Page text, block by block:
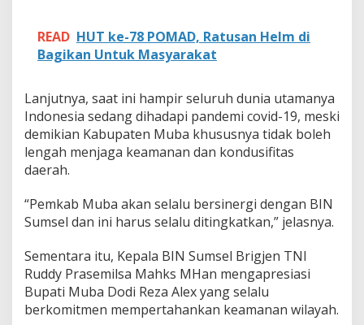
d
i
R
z
S
i
l
r
a
m
i
e
B
READ HUT ke-78 POMAD, Ratusan Helm di
Bagikan Untuk Masyarakat
Lanjutnya, saat ini hampir seluruh dunia utamanya
Indonesia sedang dihadapi pandemi covid-19, meski
demikian Kabupaten Muba khususnya tidak boleh
lengah menjaga keamanan dan kondusifitas
daerah.
“Pemkab Muba akan selalu bersinergi dengan BIN
Sumsel dan ini harus selalu ditingkatkan,” jelasnya.
Sementara itu, Kepala BIN Sumsel Brigjen TNI
Ruddy Prasemilsa Mahks MHan mengapresiasi
Bupati Muba Dodi Reza Alex yang selalu
berkomitmen mempertahankan keamanan wilayah.